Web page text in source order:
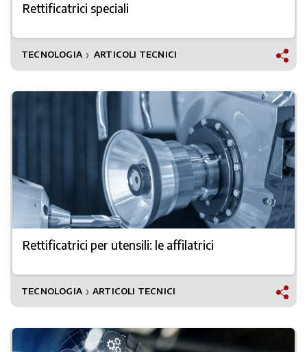
Rettificatrici speciali
TECNOLOGIA ❯ ARTICOLI TECNICI
Rettificatrici per utensili: le affilatrici
TECNOLOGIA ❯ ARTICOLI TECNICI